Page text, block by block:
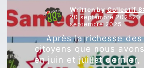
Written byCollectif
20 septembre 202520
septembre 2025
Après la richesse
citoyens que nous
en juin et juillet dernier,